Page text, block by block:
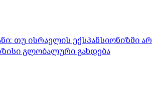
თუ ისრაელის ექსპანსიონიზმი არ
გლობალური გახდება